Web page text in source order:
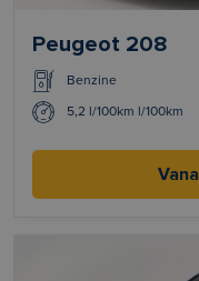
Peugeot 208
Benzine
5,2 l/100km l/100km